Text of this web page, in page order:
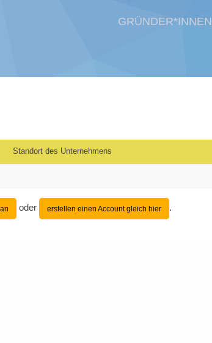
GRÜNDER*INNEN
Standort des Unternehmens
oder erstellen einen Account gleich hier .